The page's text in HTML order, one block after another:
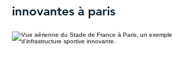
innovantes à paris